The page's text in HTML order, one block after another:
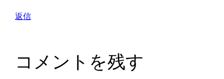
返信
コメントを残す